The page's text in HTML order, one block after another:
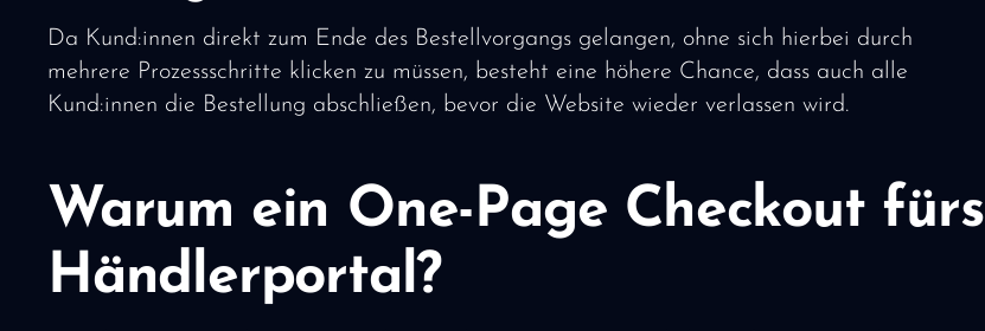
Da Kund:innen direkt zum Ende des Bestellvorgangs gelangen, ohne sich hierbei durch
mehrere Prozessschritte klicken zu müssen, besteht eine höhere Chance, dass auch alle
Kund:innen die Bestellung abschließen, bevor die Website wieder verlassen wird.
Warum ein One-Page Checkout fürs
Händlerportal?